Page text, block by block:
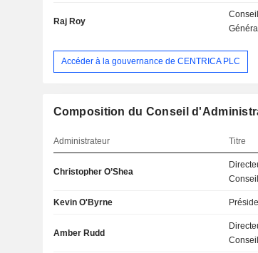
Raj Roy
Général
Accéder à la gouvernance de CENTRICA PLC
Composition du Conseil
Administrateur Titre
Christopher O’Shea
Conseil
Kevin O'Byrne
Amber Rudd
Conseil